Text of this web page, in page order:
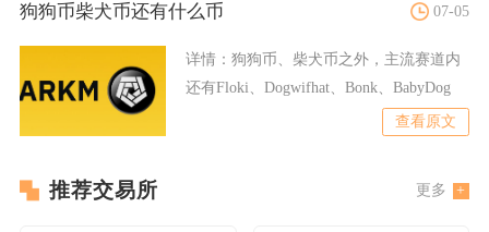
狗狗币柴犬币还有什么币 07-05
详情： 狗狗币、柴犬币之外，主流赛道内
还有Floki、Dogwifhat、Bonk、BabyDog
查看原文
推荐交易所 更多